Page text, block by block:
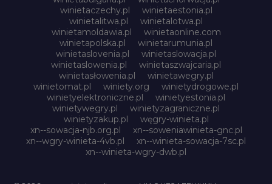
winietaczechy.pl
winietaestonia.pl
winietalitwa.pl
winietalotwa.pl
winietamoldawia.pl
winietaonline.com
winietapolska.pl
winietarumunia.pl
winietaslovenia.pl
winietaslowacja.pl
winietaslowenia.pl
winietaszwajcaria.pl
winietasłowenia.pl
winietawegry.pl
winietomat.pl
winiety.org
winietydrogowe.pl
winietyelektroniczne.pl
winietyestonia.pl
winietywegry.pl
winietyzagraniczne.pl
winietyzakup.pl
węgry-winieta.pl
xn--sowacja-njb.org.pl
xn--soweniawinieta-gnc.pl
xn--wgry-winieta-4vb.pl
xn--winieta-sowacja-7sc.pl
xn--winieta-wgry-dwb.pl